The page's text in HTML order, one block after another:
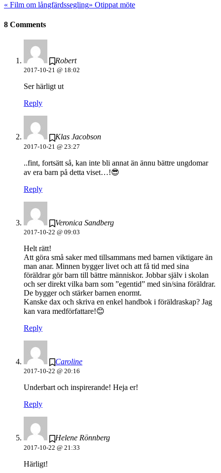
« Film om långfärdssegling» Otippat möte
8 Comments
Robert
2017-10-21 @ 18:02
Ser härligt ut
Reply
Klas Jacobson
2017-10-21 @ 23:27
..fint, fortsätt så, kan inte bli annat än ännu bättre ungdomar
av era barn på detta viset…!😎
Reply
Veronica Sandberg
2017-10-22 @ 09:03
Helt rätt!
Att göra små saker med tillsammans med barnen viktigare än
man anar. Minnen bygger livet och att få tid med sina
föräldrar gör barn till bättre människor. Jobbar själv i skolan
och ser direkt vilka barn som ”egentid” med sin/sina föräldrar.
De bygger och stärker barnen enormt.
Kanske dax och skriva en enkel handbok i föräldraskap? Jag
kan vara medförfattare!😊
Reply
Caroline
2017-10-22 @ 20:16
Underbart och inspirerande! Heja er!
Reply
Helene Rönnberg
2017-10-22 @ 21:33
Härligt!